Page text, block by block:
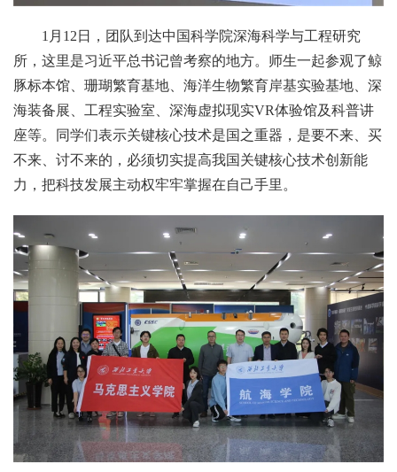
1月12日，团队到达中国科学院深海科学与工程研究
所，这里是习近平总书记曾考察的地方。师生一起参观了鲸
豚标本馆、珊瑚繁育基地、海洋生物繁育岸基实验基地、深
海装备展、工程实验室、深海虚拟现实VR体验馆及科普讲
座等。同学们表示关键核心技术是国之重器，是要不来、买
不来、讨不来的，必须切实提高我国关键核心技术创新能
力，把科技发展主动权牢牢掌握在自己手里。